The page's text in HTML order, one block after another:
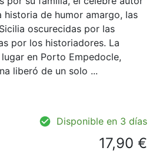
historia de humor amargo, las
oscurecidas por las
por los historiadores. La
en Porto Empedocle,
liberó de un solo ...
Disponible en 3 días
17,90 €